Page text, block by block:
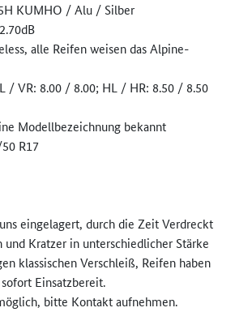
KUMHO / Alu / Silber
alle Reifen weisen das Alpine-
/ VR: 8.00 / 8.00; HL / HR: 8.50 / 8.50
Modellbezeichnung bekannt
R17
eingelagert, durch die Zeit Verdreckt
und Kratzer in unterschiedlicher Stärke
klassischen Verschleiß, Reifen haben
Einsatzbereit.
bitte Kontakt aufnehmen.